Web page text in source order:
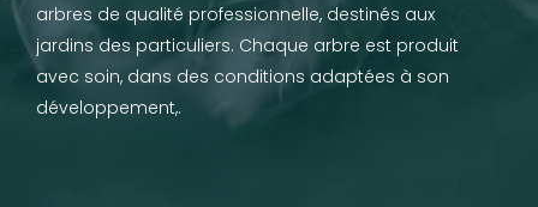
arbres de qualité professionnelle, destinés aux
jardins des particuliers. Chaque arbre est produit
avec soin, dans des conditions adaptées à son
développement,.